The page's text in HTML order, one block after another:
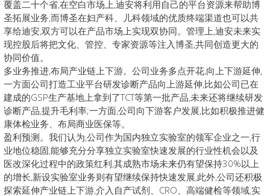
覆盖二十个省,在空白市场上,迪安将利用自己的平台资源来帮助博
圣拓展业务,而博圣在妇产科、儿科领域的优质终端渠道也可以共
享给迪安,双方可以在产品市场上实现双协同。管理上,迪安未来实
现控股后将把文化、管控、专家资源等注入博圣,共同创造更大的
协同价值。
多业务推进,布局产业链上下游。公司业务多点开花,向上下游延伸,
一方面公司打造工业平台研发诊断产品向上游延伸,比如公司已在
建成的GSP生产基地上拿到了TCT等第一批产品,未来还将继续研发
诊断产品,提升毛利率;一方面,公司向下游客户发展,比如积极推进健
康体检业务、布局商业医保等。
盈利预测。我们认为,公司作为国内独立实验室的领军企业之一,行
业地位稳固,能够充分分享独立实验室快速发展的行业性机会以及
医改深化过程中的政策红利,其成熟市场未来仍有望保持30%以上
的增长,新设实验室业务则有望继续保持快速发展,此外,公司还积极
探索延伸产业链上下游,介入自产试剂、CRO、高端健检等领域,实